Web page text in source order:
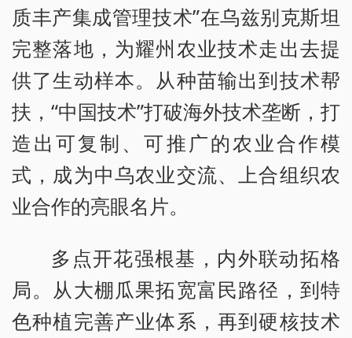
质丰产集成管理技术”在乌兹别克斯坦
完整落地，为耀州农业技术走出去提
供了生动样本。从种苗输出到技术帮
扶，“中国技术”打破海外技术垄断，打
造出可复制、可推广的农业合作模
式，成为中乌农业交流、上合组织农
业合作的亮眼名片。
多点开花强根基，内外联动拓格
局。从大棚瓜果拓宽富民路径，到特
色种植完善产业体系，再到硬核技术